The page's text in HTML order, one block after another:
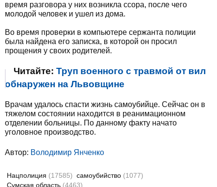
время разговора у них возникла ссора, после чего
молодой человек и ушел из дома.
Во время проверки в компьютере сержанта полиции
была найдена его записка, в которой он просил
прощения у своих родителей.
Читайте: Труп военного с травмой от вил
обнаружен на Львовщине
Врачам удалось спасти жизнь самоубийце. Сейчас он в
тяжелом состоянии находится в реанимационном
отделении больницы. По данному факту начато
уголовное производство.
Автор: Володимир Янченко
Нацполиция (17585) самоубийство (1077)
Сумская область (4463)